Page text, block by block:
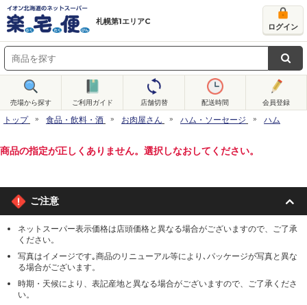
札幌第1エリアC
ログイン
売場から探す ご利用ガイド 店舗切替 配送時間 会員登録
トップ 食品・飲料・酒 お肉屋さん ハム・ソーセージ ハム
商品の指定が正しくありません。選択しなおしてください。
ご注意
ネットスーパー表示価格は店頭価格と異なる場合がございますので、ご了承
ください。
写真はイメージです｡商品のリニューアル等により､パッケージが写真と異な
る場合がございます。
時期・天候により、表記産地と異なる場合がございますので、ご了承くださ
い。